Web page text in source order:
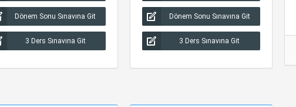
Dönem Sonu Sınavına Git
3 Ders Sınavına Git
Dönem Sonu Sınavına Git
3 Ders Sınavına Git